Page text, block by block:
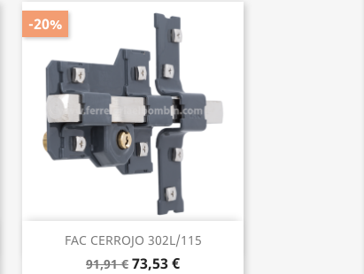
FAC CERROJO 302L/115
91,91 € 73,53 €
-20%
Vista rápida